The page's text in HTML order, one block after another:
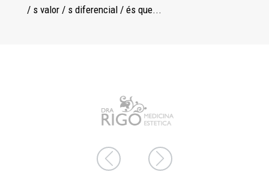
/ s valor / s diferencial / és que...